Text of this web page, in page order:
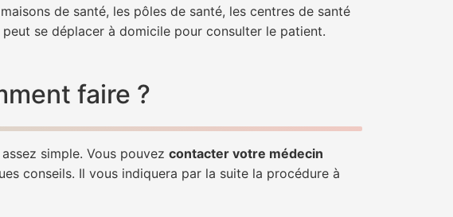
de santé, les pôles de santé, les centres de santé
se déplacer à domicile pour consulter le patient.
faire ?
simple. Vous pouvez contacter votre médecin
conseils. Il vous indiquera par la suite la procédure à